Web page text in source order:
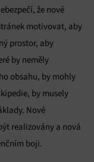
že nové
motivovat, aby
prostor, aby
by neměly
obsahu, by mohly
by musely
Nové
realizovány a nová
boji.